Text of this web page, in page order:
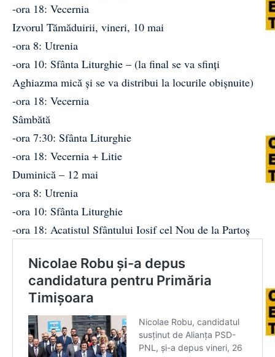
-ora 18: Vecernia
Izvorul Tămăduirii, vineri, 10 mai
-ora 8: Utrenia
-ora 10: Sfânta Liturghie – (la final se va sfinți
Aghiazma mică și se va distribui la locurile obișnuite)
-ora 18: Vecernia
Sâmbătă
-ora 7:30: Sfânta Liturghie
-ora 18: Vecernia + Litie
Duminică – 12 mai
-ora 8: Utrenia
-ora 10: Sfânta Liturghie
-ora 18: Acatistul Sfântului Iosif cel Nou de la Partoș